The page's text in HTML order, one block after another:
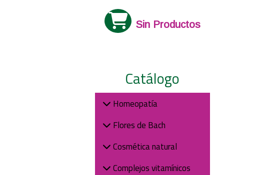
Sin Productos
Catálogo
Homeopatía
Flores de Bach
Cosmética natural
Complejos vitamínicos